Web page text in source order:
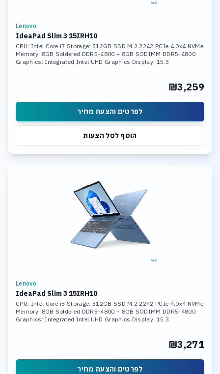
Lenovo
IdeaPad Slim 3 15IRH10
CPU: Intel Core i7 Storage: 512GB SSD M.2 2242 PCIe 4.0x4 NVMe
Memory: 8GB Soldered DDR5-4800 + 8GB SODIMM DDR5-4800
Graphics: Integrated Intel UHD Graphics Display: 15.3
₪3,259
לפרטים והצעת מחיר
הוסף לסל הצעות
Lenovo
IdeaPad Slim 3 15IRH10
CPU: Intel Core i5 Storage: 512GB SSD M.2 2242 PCIe 4.0x4 NVMe
Memory: 8GB Soldered DDR5-4800 + 8GB SODIMM DDR5-4800
Graphics: Integrated Intel UHD Graphics Display: 15.3
₪3,271
לפרטים והצעת מחיר